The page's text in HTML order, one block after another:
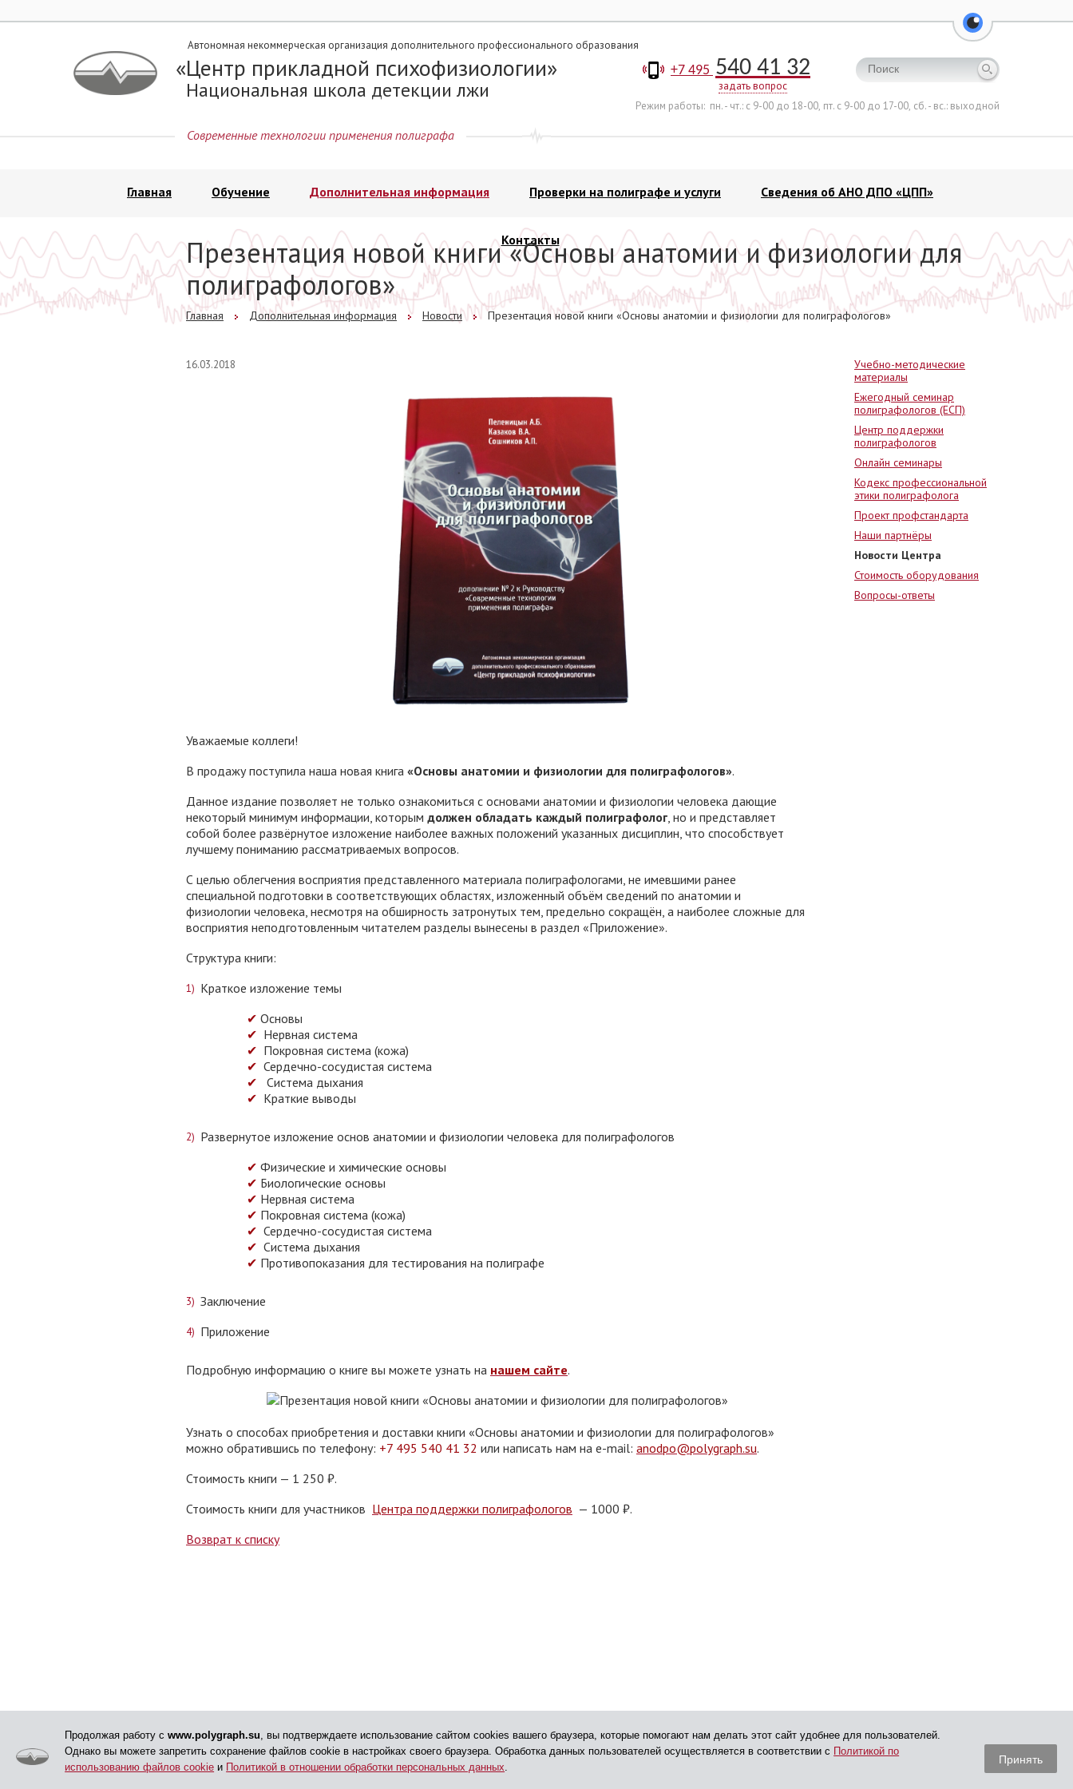
перейти на
+7 495 540 41 32
задать вопрос
Автономная некоммерческая организация дополнительного профессионального образования
Центр прикладной психофизиологии
Национальная школа детекции лжи
Режим работы: пн. - чт.: с 9-00 до 18-00, пт. с 9-00 до 17-00, сб. - вс.: выходной
Современные технологии применения полиграфа
Главная Обучение Дополнительная информация Проверки на полиграфе и услуги Сведения об АНО ДПО «ЦПП»
Контакты
Презентация новой книги «Основы анатомии и физиологии для
полиграфологов»
Главная Дополнительная информация Новости Презентация новой книги «Основы анатомии и физиологии для полиграфологов»
Учебно-методические
материалы
Ежегодный семинар
полиграфологов (ЕСП)
Центр поддержки
полиграфологов
Онлайн семинары
Кодекс профессиональной
этики полиграфолога
Проект профстандарта
Наши партнёры
Новости Центра
Стоимость оборудования
Вопросы-ответы
16.03.2018
Уважаемые коллеги!
В продажу поступила наша новая книга «Основы анатомии и физиологии для полиграфологов».
Данное издание позволяет не только ознакомиться с основами анатомии и физиологии человека дающие
некоторый минимум информации, которым должен обладать каждый полиграфолог , но и представляет
собой более развёрнутое изложение наиболее важных положений указанных дисциплин, что способствует
лучшему пониманию рассматриваемых вопросов.
С целью облегчения восприятия представленного материала полиграфологами, не имевшими ранее
специальной подготовки в соответствующих областях, изложенный объём сведений по анатомии и
физиологии человека, несмотря на обширность затронутых тем, предельно сокращён, а наиболее сложные для
восприятия неподготовленным читателем разделы вынесены в раздел «Приложение».
Структура книги:
Краткое изложение темы
✔ Основы
✔ Нервная система
✔ Покровная система (кожа)
✔ Сердечно-сосудистая система
✔
Система дыхания
✔ Краткие выводы
Развернутое изложение основ анатомии и физиологии человека для полиграфологов
✔ Физические и химические основы
✔ Биологические основы
✔ Нервная система
✔ Покровная система (кожа)
✔ Сердечно-сосудистая система
✔ Система дыхания
✔ Противопоказания для тестирования на полиграфе
Заключение
Приложение
Подробную информацию о книге вы можете узнать на нашем сайте.
Узнать о способах приобретения и доставки книги «Основы анатомии и физиологии для полиграфологов»
можно обратившись по телефону: +7 495 540 41 32 или написать нам на e-mail: anodpo@polygraph.su.
Стоимость книги — 1 250 ₽.
Стоимость книги для участников Центра поддержки полиграфологов — 1000 ₽.
Возврат к списку
Продолжая работу сwww.polygraph.su, вы подтверждаете использование сайтом cookies вашего браузера, которые помогают нам делать этот сайт удобнее для пользователей.
Однако вы можете запретить сохранение файлов cookie в настройках своего браузера. Обработка данных пользователей осуществляется в соответствии с Политикой по
использованию файлов cookie и Политикой в отношении обработки персональных данных.
Принять